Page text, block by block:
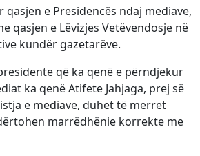
e Presidencës ndaj mediave,
qasjen e Lëvizjes Vetëvendosje në
kundër gazetarëve.
që ka qenë e përndjekur
ka qenë Atifete Jahjaga, prej së
e mediave, duhet të merret
marrëdhënie korrekte me